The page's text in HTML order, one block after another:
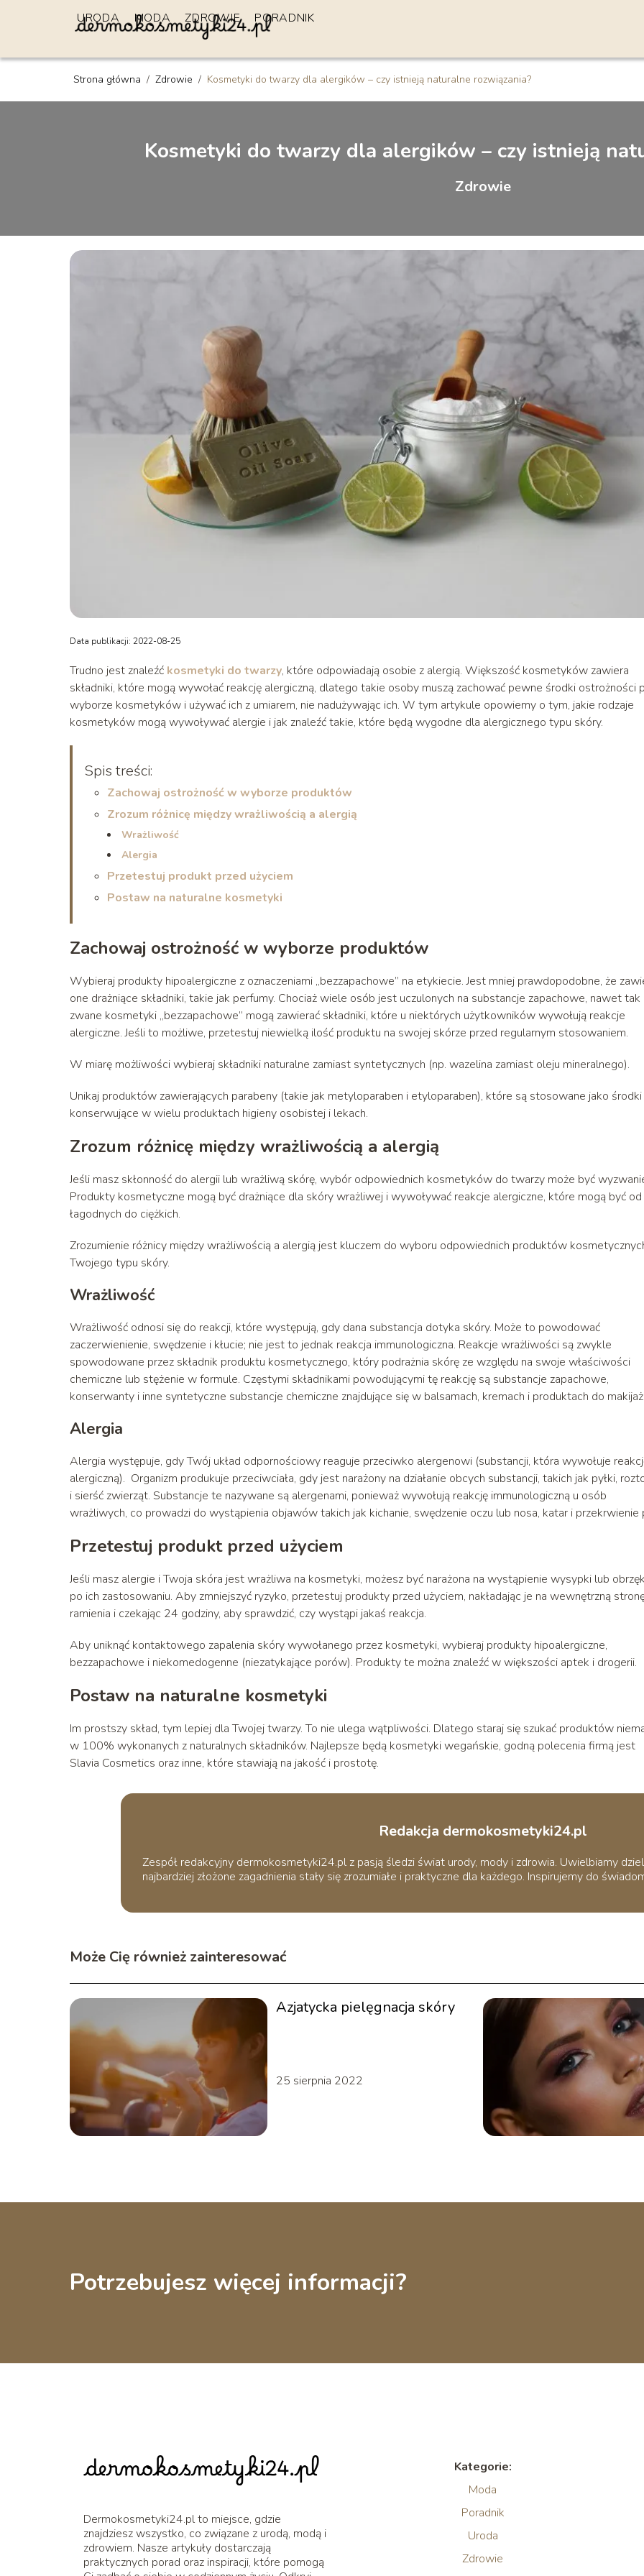
URODA MODA ZDROWIE PORADNIK
Strona główna / Zdrowie / Kosmetyki do twarzy dla alergików – czy istnieją naturalne rozwiązania?
Kosmetyki do twarzy dla alergików – czy istnieją
Zdrowie
Data publikacji: 2022-08-25
Trudno jest znaleźć kosmetyki do twarzy, które odpowiadają osobie z alergią. Większość kosmetyków zawiera
składniki, które mogą wywołać reakcję alergiczną, dlatego takie osoby muszą zachować pewne środki ostrożności
wyborze kosmetyków i używać ich z umiarem, nie nadużywając ich. W tym artykule opowiemy o tym, jakie rodzaje
kosmetyków mogą wywoływać alergie i jak znaleźć takie, które będą wygodne dla alergicznego typu skóry.
Spis treści:
Zachowaj ostrożność w wyborze produktów
Zrozum różnicę między wrażliwością a alergią
Wrażliwość
Alergia
Przetestuj produkt przed użyciem
Postaw na naturalne kosmetyki
Zachowaj ostrożność w wyborze produktów
Wybieraj produkty hipoalergiczne z oznaczeniami „bezzapachowe” na etykiecie. Jest mniej prawdopodobne, że
one drażniące składniki, takie jak perfumy. Chociaż wiele osób jest uczulonych na substancje zapachowe, nawet tak
zwane kosmetyki „bezzapachowe” mogą zawierać składniki, które u niektórych użytkowników wywołują reakcje
alergiczne. Jeśli to możliwe, przetestuj niewielką ilość produktu na swojej skórze przed regularnym stosowaniem.
W miarę możliwości wybieraj składniki naturalne zamiast syntetycznych (np. wazelina zamiast oleju mineralnego).
Unikaj produktów zawierających parabeny (takie jak metyloparaben i etyloparaben), które są stosowane jako środki
konserwujące w wielu produktach higieny osobistej i lekach.
Zrozum różnicę między wrażliwością a alergią
Jeśli masz skłonność do alergii lub wrażliwą skórę, wybór odpowiednich kosmetyków do twarzy może być
Produkty kosmetyczne mogą być drażniące dla skóry wrażliwej i wywoływać reakcje alergiczne, które mogą być od
łagodnych do ciężkich.
Zrozumienie różnicy między wrażliwością a alergią jest kluczem do wyboru odpowiednich produktów
Twojego typu skóry.
Wrażliwość
Wrażliwość odnosi się do reakcji, które występują, gdy dana substancja dotyka skóry. Może to powodować
zaczerwienienie, swędzenie i kłucie; nie jest to jednak reakcja immunologiczna. Reakcje wrażliwości są zwykle
spowodowane przez składnik produktu kosmetycznego, który podrażnia skórę ze względu na swoje właściwości
chemiczne lub stężenie w formule. Częstymi składnikami powodującymi tę reakcję są substancje zapachowe,
konserwanty i inne syntetyczne substancje chemiczne znajdujące się w balsamach, kremach i produktach do
Alergia
Alergia występuje, gdy Twój układ odpornościowy reaguje przeciwko alergenowi (substancji, która wywołuje
alergiczną). Organizm produkuje przeciwciała, gdy jest narażony na działanie obcych substancji, takich jak pyłki,
i sierść zwierząt. Substancje te nazywane są alergenami, ponieważ wywołują reakcję immunologiczną u osób
wrażliwych, co prowadzi do wystąpienia objawów takich jak kichanie, swędzenie oczu lub nosa, katar i przekrwienie
Przetestuj produkt przed użyciem
Jeśli masz alergie i Twoja skóra jest wrażliwa na kosmetyki, możesz być narażona na wystąpienie wysypki lub
po ich zastosowaniu. Aby zmniejszyć ryzyko, przetestuj produkty przed użyciem, nakładając je na wewnętrzną
ramienia i czekając 24 godziny, aby sprawdzić, czy wystąpi jakaś reakcja.
Aby uniknąć kontaktowego zapalenia skóry wywołanego przez kosmetyki, wybieraj produkty hipoalergiczne,
bezzapachowe i niekomedogenne (niezatykające porów). Produkty te można znaleźć w większości aptek i drogerii.
Postaw na naturalne kosmetyki
Im prostszy skład, tym lepiej dla Twojej twarzy. To nie ulega wątpliwości. Dlatego staraj się szukać produktów
w 100% wykonanych z naturalnych składników. Najlepsze będą kosmetyki wegańskie, godną polecenia firmą jest
Slavia Cosmetics oraz inne, które stawiają na jakość i prostotę.
Redakcja dermokosmetyki24.pl
Zespół redakcyjny dermokosmetyki24.pl z pasją śledzi świat urody, mody i zdrowia. Uwielbiamy
najbardziej złożone zagadnienia stały się zrozumiałe i praktyczne dla każdego. Inspirujemy do
Może Cię również zainteresować
Azjatycka pielęgnacja skóry
25 sierpnia 2022
Potrzebujesz więcej informacji?
Dermokosmetyki24.pl to miejsce, gdzie
znajdziesz wszystko, co związane z urodą, modą i
zdrowiem. Nasze artykuły dostarczają
praktycznych porad oraz inspiracji, które pomogą
Kategorie:
Moda
Poradnik
Uroda
Zdrowie